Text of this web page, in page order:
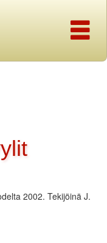
2002. Tekijöinä J.